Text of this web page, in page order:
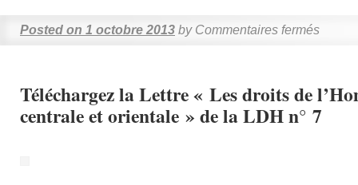
Posted on 1 octobre 2013 by Commentaires fermés
Téléchargez la Lettre « Les droits de
centrale et orientale » de la LDH n° 7